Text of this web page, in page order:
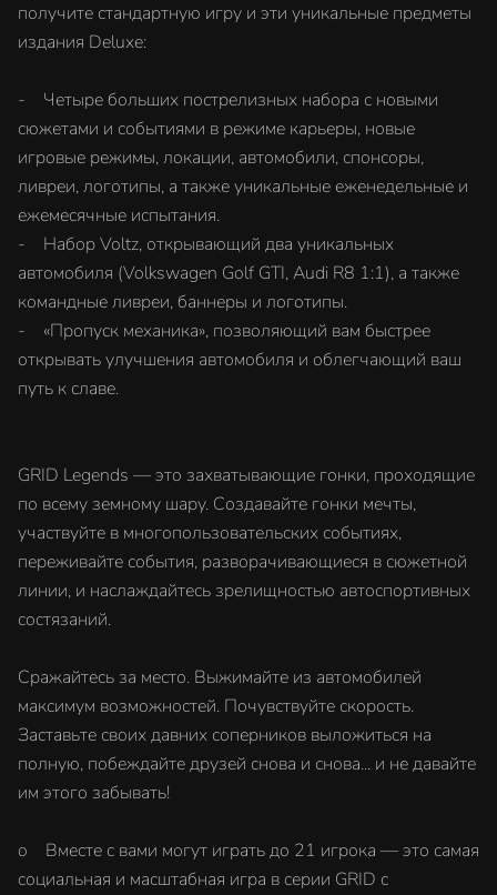
получите стандартную игру и эти уникальные предметы
издания Deluxe:
- Четыре больших пострелизных набора с новыми
сюжетами и событиями в режиме карьеры, новые
игровые режимы, локации, автомобили, спонсоры,
ливреи, логотипы, а также уникальные еженедельные и
ежемесячные испытания.
- Набор Voltz, открывающий два уникальных
автомобиля (Volkswagen Golf GTI, Audi R8 1:1), а также
командные ливреи, баннеры и логотипы.
- «Пропуск механика», позволяющий вам быстрее
открывать улучшения автомобиля и облегчающий ваш
путь к славе.
GRID Legends — это захватывающие гонки, проходящие
по всему земному шару. Создавайте гонки мечты,
участвуйте в многопользовательских событиях,
переживайте события, разворачивающиеся в сюжетной
линии, и наслаждайтесь зрелищностью автоспортивных
состязаний.
Сражайтесь за место. Выжимайте из автомобилей
максимум возможностей. Почувствуйте скорость.
Заставьте своих давних соперников выложиться на
полную, побеждайте друзей снова и снова... и не давайте
им этого забывать!
o Вместе с вами могут играть до 21 игрока — это самая
социальная и масштабная игра в серии GRID с